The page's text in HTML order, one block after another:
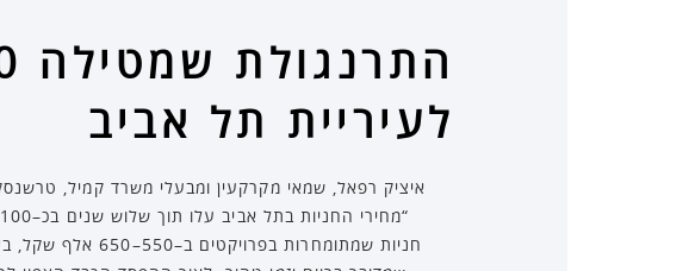
לעיריית תל אביב
איציק רפאל, שמאי מקרקעין ומבעלי משרד קמיל,